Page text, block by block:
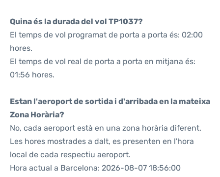
Quina és la durada del vol TP1037?
El temps de vol programat de porta a porta és: 02:00
hores.
El temps de vol real de porta a porta en mitjana és:
01:56 hores.
Estan l'aeroport de sortida i d'arribada en la mateixa
Zona Horària?
No, cada aeroport està en una zona horària diferent.
Les hores mostrades a dalt, es presenten en l'hora
local de cada respectiu aeroport.
Hora actual a Barcelona: 2026-08-07 18:56:00